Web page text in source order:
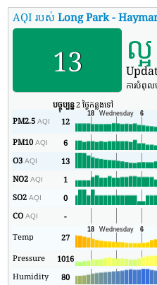
AQI របស់Long Park -
13 ល្អ
ការបំពុ
បច្ចុប្បន្ន2 ថ្ងៃកន្លងទៅ
PM2.5AQI 12
PM10AQI 6
O3AQI 13
NO2AQI 1
SO2AQI 0
COAQI -
Temp
27
Pressure
1016
Humidity
80